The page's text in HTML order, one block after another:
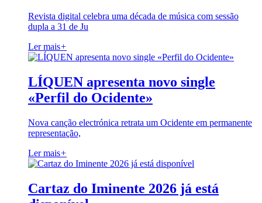
Revista digital celebra uma década de música com sessão
dupla a 31 de Ju
Ler mais+
LÍQUEN apresenta novo single
«Perfil do Ocidente»
Nova canção electrónica retrata um Ocidente em permanente
representação,
Ler mais+
Cartaz do Iminente 2026 já está